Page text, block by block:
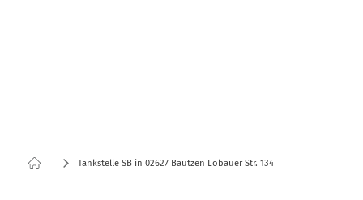
Tankstelle SB in 02627 Bautzen Löbauer Str. 134